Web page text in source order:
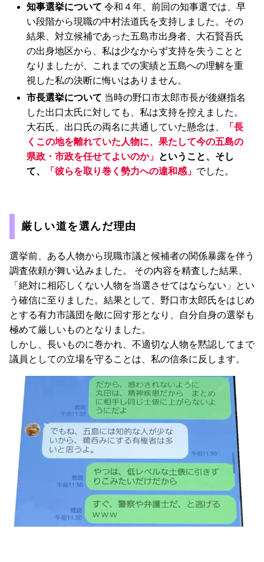
知事選挙について 令和４年、前回の知事選では、早
い段階から現職の中村法道氏を支持しました。その
結果、対立候補であった五島市出身者、大石賢吾氏
の出身地区から、私は少なからず支持を失うことと
なりましたが、これまでの実績と五島への理解を重
視した私の決断に悔いはありません。
市長選挙について 当時の野口市太郎市長が後継指名
した出口太氏に対しても、私は支持を控えました。
大石氏、出口氏の両名に共通していた懸念は、
「長
くこの地を離れていた人物に、果たして今の五島の
県政・市政を任せてよいのか」 ということ、そし
て、
「彼らを取り巻く勢力への違和感」 でした。
厳しい道を選んだ理由
選挙前、ある人物から現職市議と候補者の関係暴露を伴う
調査依頼が舞い込みました。 その内容を精査した結果、
「絶対に相応しくない人物を当選させてはならない」とい
う確信に至りました。結果として、野口市太郎氏をはじめ
とする有力市議団を敵に回す形となり、自分自身の選挙も
極めて厳しいものとなりました。
しかし、長いものに巻かれ、不適切な人物を黙認してまで
議員としての立場を守ることは、私の信条に反します。